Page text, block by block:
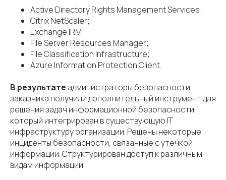
Active Directory Rights Management Services;
Citrix NetScaler;
Exchange IRM;
File Server Resources Manager;
File Classification Infrastructure;
Azure Information Protection Client.
В результате администраторы безопасности
заказчика получили дополнительный инструмент для
решения задач информационной безопасности,
который интегрирован в существующую IT
инфраструктуру организации. Решены некоторые
инциденты безопасности, связанные с утечкой
информации. Структурирован доступ к различным
видам информации.